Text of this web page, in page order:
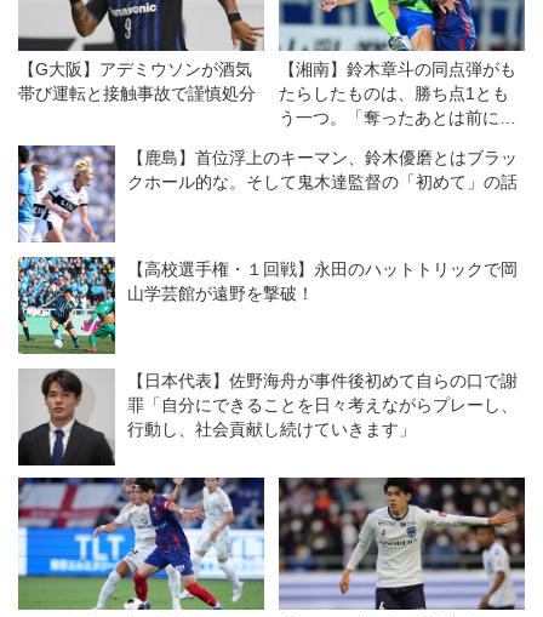
【G大阪】アデミウソンが酒気
帯び運転と接触事故で謹慎処分
【湘南】鈴木章斗の同点弾がも
たらしたものは、勝ち点1とも
う一つ。「奪ったあとは前に出
【鹿島】首位浮上のキーマン、鈴木優磨とはブラッ
クホール的な。そして鬼木達監督の「初めて」の話
【高校選手権・１回戦】永田のハットトリックで岡
山学芸館が遠野を撃破！
【日本代表】佐野海舟が事件後初めて自らの口で謝
罪「自分にできることを日々考えながらプレーし、
行動し、社会貢献し続けていきます」